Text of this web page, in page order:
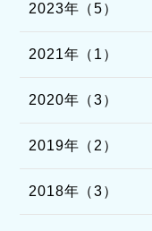
2023年（5）
2021年（1）
2020年（3）
2019年（2）
2018年（3）